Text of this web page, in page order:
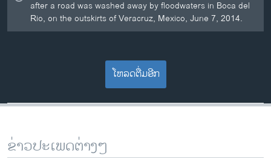
after a road was washed away by floodwaters in Boca del
Rio, on the outskirts of Veracruz, Mexico, June 7, 2014.
ໂຫລດຕື່ມອີກ
ຂ່າວປະເພດຕ່າງໆ